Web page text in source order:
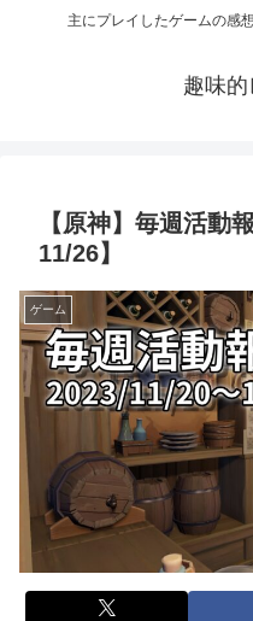
主にプレイしたゲームの感
趣味
【原神】毎週活動
11/26】
ゲーム